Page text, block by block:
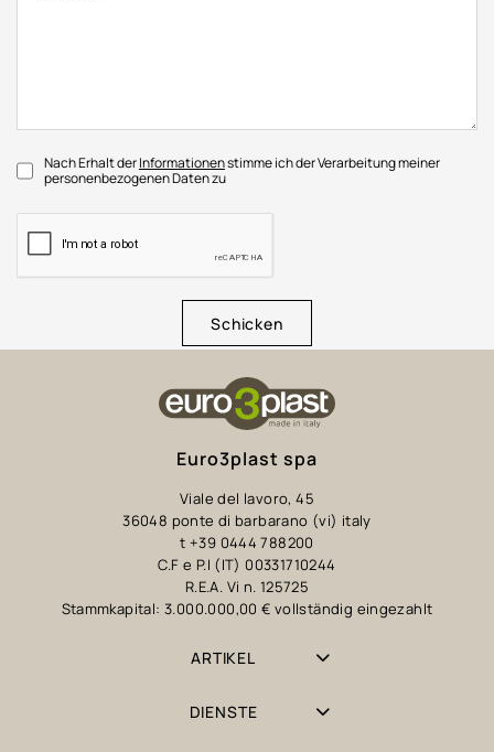
Nach Erhalt derInformationenstimme ich der Verarbeitung meiner
personenbezogenen Daten zu
Schicken
Euro3plast spa
Viale del lavoro, 45
36048 ponte di barbarano (vi) italy
t +39 0444 788200
C.F e P.I (IT) 00331710244
R.E.A. Vi n. 125725
Stammkapital: 3.000.000,00 € vollständig eingezahlt
ARTIKEL
DIENSTE